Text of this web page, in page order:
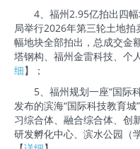
4、福州2.95亿拍出四幅
局举行2026年第三轮土地
幅地块全部拍出，总成交金
塔钢构、福州金雷科技、个
细】；
5、福州规划一座“国际科
发布的滨海“国际科技教育
习综合体、融合综合体、创
研发孵化中心、滨水公园（